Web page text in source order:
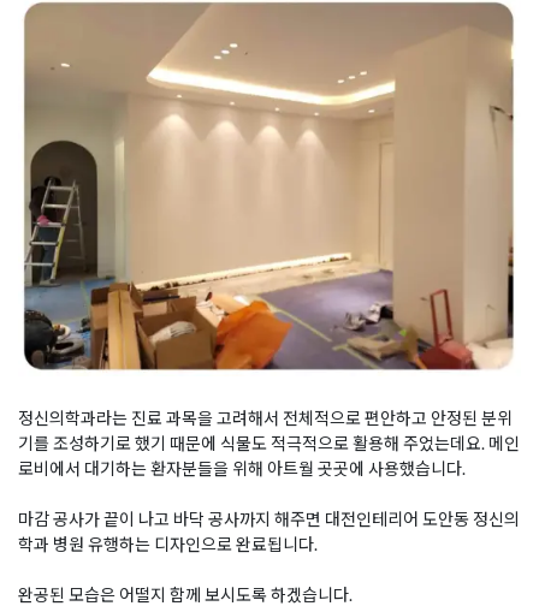
정신의학과라는 진료 과목을 고려해서 전체적으로 편안하고 안정된 분위
기를 조성하기로 했기 때문에 식물도 적극적으로 활용해 주었는데요. 메인
로비에서 대기하는 환자분들을 위해 아트월 곳곳에 사용했습니다.
마감 공사가 끝이 나고 바닥 공사까지 해주면 대전인테리어 도안동 정신의
학과 병원 유행하는 디자인으로 완료됩니다.
완공된 모습은 어떨지 함께 보시도록 하겠습니다.